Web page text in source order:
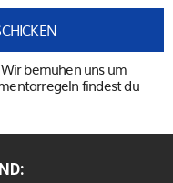
bemühen uns um
findest du